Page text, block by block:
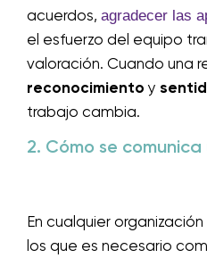
acuerdos, agradecer las
el esfuerzo del equipo
valoración. Cuando una
reconocimiento y
trabajo cambia.
2. Cómo se
En cualquier
los que es necesario